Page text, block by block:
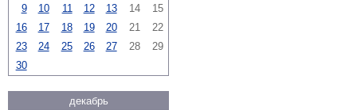
9
10 11 12 13 14
15
16
17 18 19 20 21
22
23
24 25 26 27 28
29
30
декабрь